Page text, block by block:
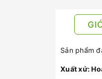
Sản phẩm
Xuất xứ: